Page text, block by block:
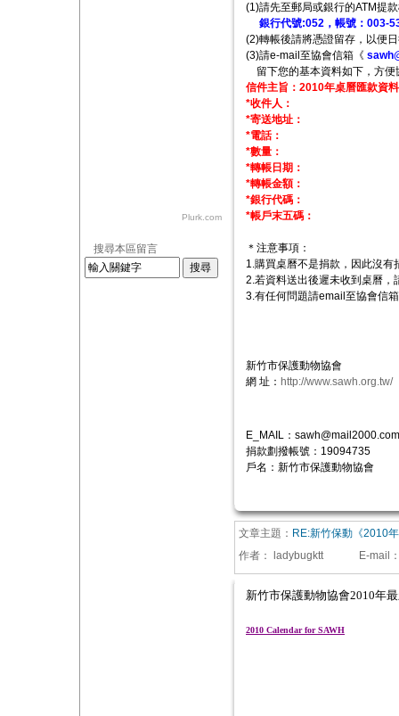
Plurk.com
搜尋本區留言
(1)請先至郵局或銀行的ATM提
銀行代號:052，帳號：003-
(2)轉帳後請將憑證留存，以便
(3)請e-mail至協會信箱《
留下您的基本資料如下，方便
信件主旨：2010年桌曆匯款資料
*收件人：
*寄送地址：
*電話：
*數量：
*轉帳日期：
*轉帳金額：
*銀行代碼：
*帳戶末五碼：
＊注意事項：
1.購買桌曆不是捐款，因此沒有
2.若資料送出後遲未收到桌曆，
3.有任何問題請email至協會信
新竹市保護動物協會
網 址： http://www.sawh.org.tw/
E_MAIL：
捐款劃撥帳號：19094735
戶名：新竹市保護動物協會
文章主題： RE:新竹保動《2010
作者：
ladybugktt E-mail
新竹市保護動物協會2010年
2010 Calendar for SAWH